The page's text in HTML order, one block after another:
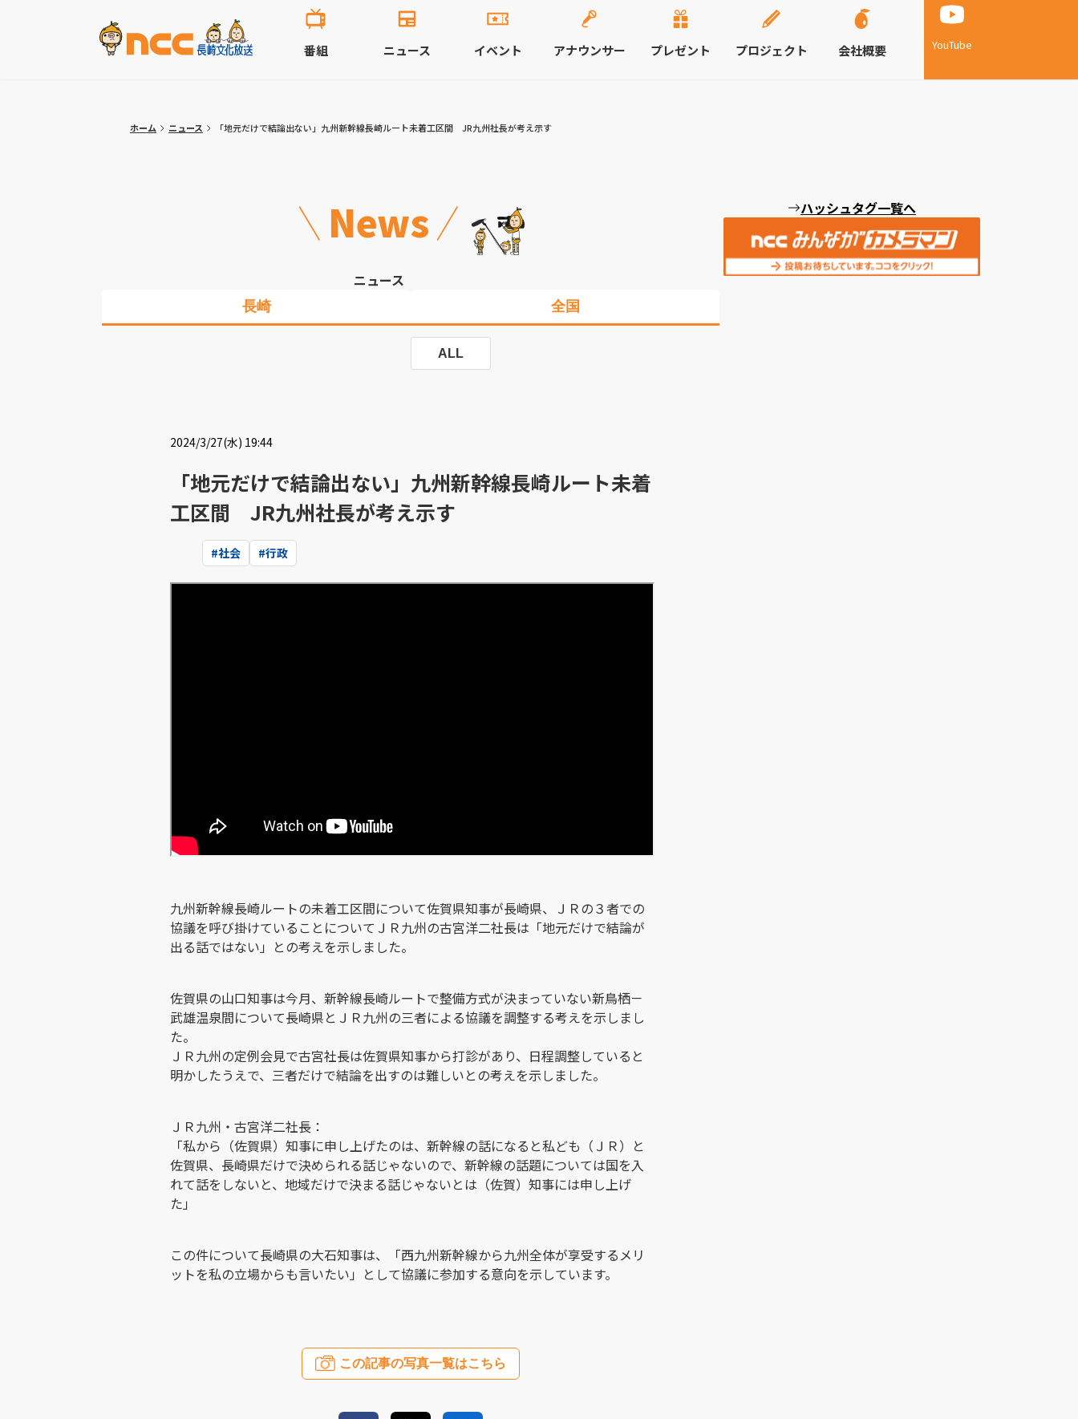
YouTube
番組 ニュース イベント アナウンサー プレゼント プロジェクト 会社概要
ホーム ニュース 「地元だけで結論出ない」九州新幹線長崎ルート未着工区間 JR九州社長が考え示す
News
ニュース
長崎 全国
ALL
2024/3/27(水) 19:44
「地元だけで結論出ない」九州新幹線長崎ルート未着
工区間 JR九州社長が考え示す
#社会 #行政
九州新幹線長崎ルートの未着工区間について佐賀県知事が長崎県、ＪＲの３者での
協議を呼び掛けていることについてＪＲ九州の古宮洋二社長は「地元だけで結論が
出る話ではない」との考えを示しました。
佐賀県の山口知事は今月、新幹線長崎ルートで整備方式が決まっていない新鳥栖－
武雄温泉間について長崎県とＪＲ九州の三者による協議を調整する考えを示しまし
た。
ＪＲ九州の定例会見で古宮社長は佐賀県知事から打診があり、日程調整していると
明かしたうえで、三者だけで結論を出すのは難しいとの考えを示しました。
ＪＲ九州・古宮洋二社長：
「私から（佐賀県）知事に申し上げたのは、新幹線の話になると私ども（ＪＲ）と
佐賀県、長崎県だけで決められる話じゃないので、新幹線の話題については国を入
れて話をしないと、地域だけで決まる話じゃないとは（佐賀）知事には申し上げ
た」
この件について長崎県の大石知事は、「西九州新幹線から九州全体が享受するメリ
ットを私の立場からも言いたい」として協議に参加する意向を示しています。
この記事の写真一覧はこちら
ハッシュタグ一覧へ